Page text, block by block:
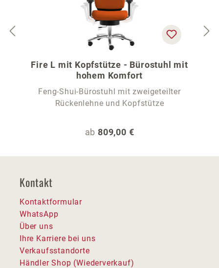
Fire L mit Kopfstütze - Bürostuhl mit
hohem Komfort
Feng-Shui-Bürostuhl mit zweigeteilter
Rückenlehne und Kopfstütze
Regulärer Preis:
ab 809,00 €
Kontakt
Kontaktformular
WhatsApp
Über uns
Ihre Karriere bei uns
Verkaufsstandorte
Händler Shop (Wiederverkauf)